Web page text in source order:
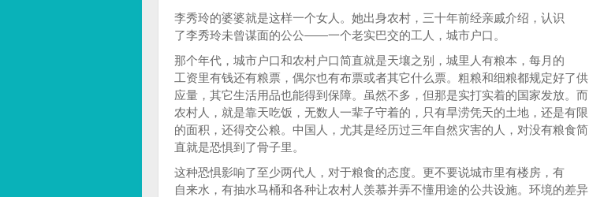
李秀玲的婆婆就是这样一个女人。她出身农村，三十年前经亲戚介绍，认识
了李秀玲未曾谋面的公公——一个老实巴交的工人，城市户口。
那个年代，城市户口和农村户口简直就是天壤之别，城里人有粮本，每月的
工资里有钱还有粮票，偶尔也有布票或者其它什么票。粗粮和细粮都规定好了供
应量，其它生活用品也能得到保障。虽然不多，但那是实打实着的国家发放。而
农村人，就是靠天吃饭，无数人一辈子守着的，只有旱涝凭天的土地，还是有限
的面积，还得交公粮。中国人，尤其是经历过三年自然灾害的人，对没有粮食简
直就是恐惧到了骨子里。
这种恐惧影响了至少两代人，对于粮食的态度。更不要说城市里有楼房，有
自来水，有抽水马桶和各种让农村人羡慕并弄不懂用途的公共设施。环境的差异